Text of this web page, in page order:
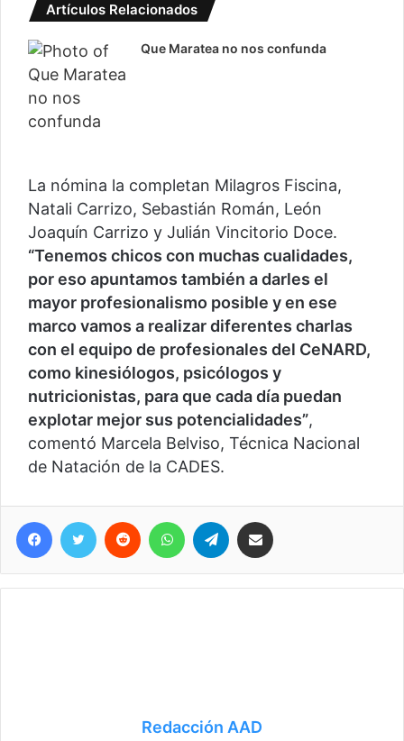
Artículos Relacionados
Que Maratea no nos confunda
La nómina la completan Milagros Fiscina,
Natali Carrizo, Sebastián Román, León
Joaquín Carrizo y Julián Vincitorio Doce.
“Tenemos chicos con muchas cualidades,
por eso apuntamos también a darles el
mayor profesionalismo posible y en ese
marco vamos a realizar diferentes charlas
con el equipo de profesionales del CeNARD,
como kinesiólogos, psicólogos y
nutricionistas, para que cada día puedan
explotar mejor sus potencialidades”,
comentó Marcela Belviso, Técnica Nacional
de Natación de la CADES.
Facebook
Twitter Reddit WhatsAppTelegram
Redacción AAD